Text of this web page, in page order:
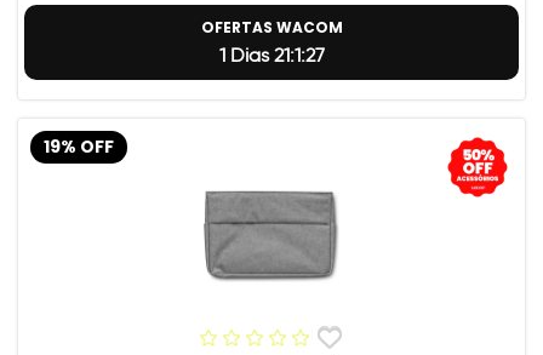
OFERTAS WACOM
1 Dias 21:1:26
19% OFF